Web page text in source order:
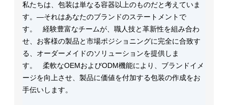
私たちは、包装は単なる容器以上のものだと考えていま
す。—それはあなたのブランドのステートメントで
す。 経験豊富なチームが、職人技と革新性を組み合わ
せ、お客様の製品と市場ポジショニングに完全に合致す
る、オーダーメイドのソリューションを提供しま
す。 柔軟なOEMおよびODM機能により、ブランドイメ
ージを向上させ、製品に価値を付加する包装の作成をお
手伝いします。